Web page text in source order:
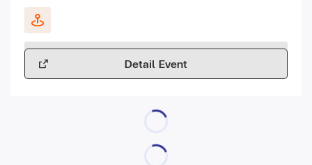
Detail Event